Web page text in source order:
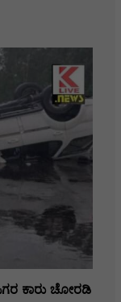
ಕಾರು ಚೋರಡಿ